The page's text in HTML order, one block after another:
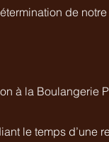
de
à la Boulangerie
le temps d’une